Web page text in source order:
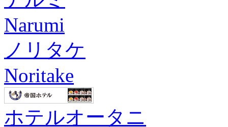
Narumi
ノリタケ
Noritake
ホテルオータニ